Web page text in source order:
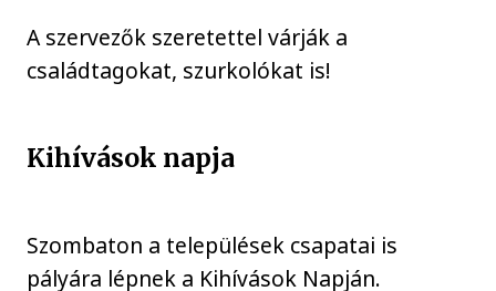
A szervezők szeretettel várják a
családtagokat, szurkolókat is!
Kihívások napja
Szombaton a települések csapatai is
pályára lépnek a Kihívások Napján.